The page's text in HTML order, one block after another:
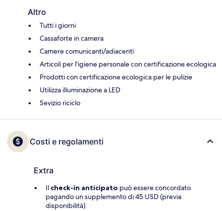
Altro
Tutti i giorni
Cassaforte in camera
Camere comunicanti/adiacenti
Articoli per l'igiene personale con certificazione ecologica
Prodotti con certificazione ecologica per le pulizie
Utilizza illuminazione a LED
Sevizio riciclo
Costi e regolamenti
Extra
Il check-in anticipato può essere concordato
pagando un supplemento di 45 USD (previa
disponibilità).